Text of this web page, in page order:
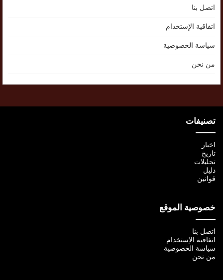
اتصل بنا
اتفاقية الإستخدام
سياسة الخصوصية
من نحن
تصنيفات
اخبار
تاريخ
تحليلات
دليل
قوانين
خصوصية الموقع
اتصل بنا
اتفاقية الإستخدام
سياسة الخصوصية
من نحن